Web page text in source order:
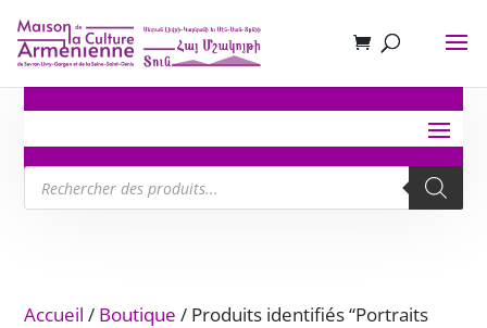
Recherche
de
produits
Accueil / Boutique / Produits identifiés “Portraits